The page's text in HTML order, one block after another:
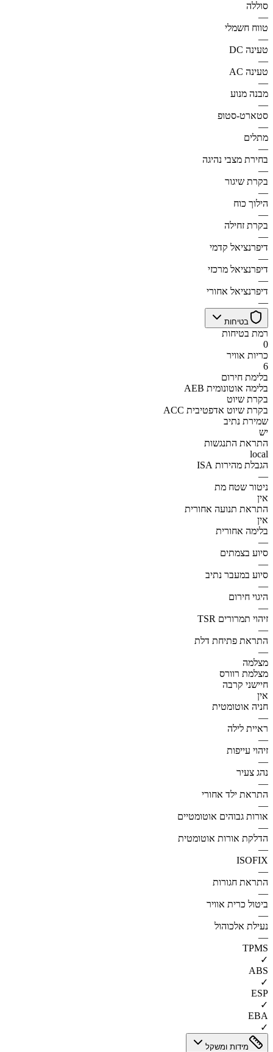
סוללה
—
טווח חשמלי
—
טעינה DC
—
טעינה AC
—
מבנה מנוע
—
סטארט-סטופ
—
מתלים
—
בחירת מצבי נהיגה
—
בקרת שיגור
—
הילוך כוח
—
בקרת זחילה
—
דיפרנציאל קדמי
—
דיפרנציאל מרכזי
—
דיפרנציאל אחורי
—
בטיחות
רמת בטיחות
0
כריות אוויר
6
בלימת חירום
AEB בלימה אוטונומית
בקרת שיוט
ACC בקרת שיוט אדפטיבית
שמירת נתיב
יש
התראת התנגשות
local
הגבלת מהירות ISA
—
ניטור שטח מת
אין
התראת תנועה אחורית
אין
בלימה אחורית
—
סיוע בצמתים
—
סיוע במעבר נתיב
—
היגוי חירום
—
זיהוי תמרורים TSR
—
התראת פתיחת דלת
—
מצלמה
מצלמת רוורס
חיישני קרבה
אין
חניה אוטומטית
—
ראיית לילה
—
זיהוי עייפות
—
נהג צעיר
—
התראת ילד אחורי
—
אורות גבוהים אוטומטיים
—
הדלקת אורות אוטומטית
—
ISOFIX
—
התראת חגורות
—
ביטול כרית אוויר
—
נעילת אלכוהול
—
TPMS
✓
ABS
✓
ESP
✓
EBA
✓
מידות ומשקל